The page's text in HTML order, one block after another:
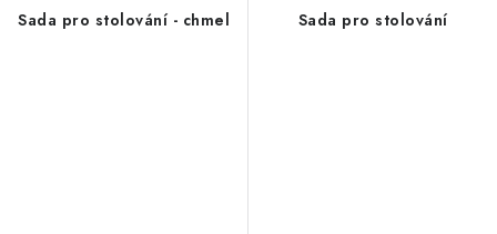
Sada pro stolování - chmel Sada pro stolování